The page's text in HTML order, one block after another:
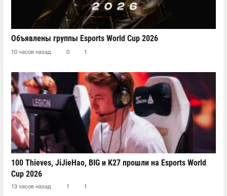
Объявлены группы Esports World Cup 2026
10 часов назад 0 1
100 Thieves, JiJieHao, BIG и K27 прошли на Esports World
Cup 2026
13 часов назад 1 1